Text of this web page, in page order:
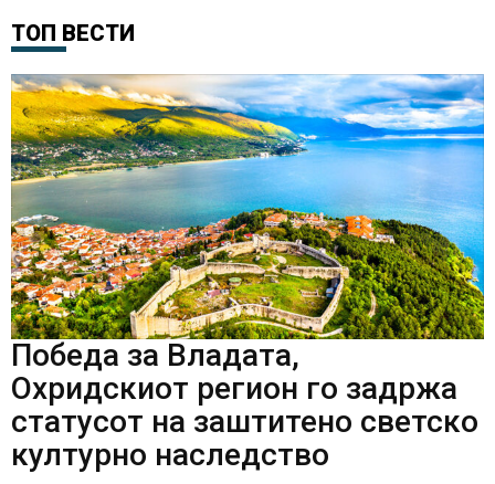
ТОП ВЕСТИ
Победа за Владата,
Охридскиот регион го задржа
статусот на заштитено светско
културно наследство